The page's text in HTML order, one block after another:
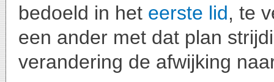
bedoeld in het eerste lid, te
een ander met dat plan
verandering de afwijking